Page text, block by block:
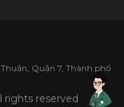
Quận 7, Thành phố
rights reserved